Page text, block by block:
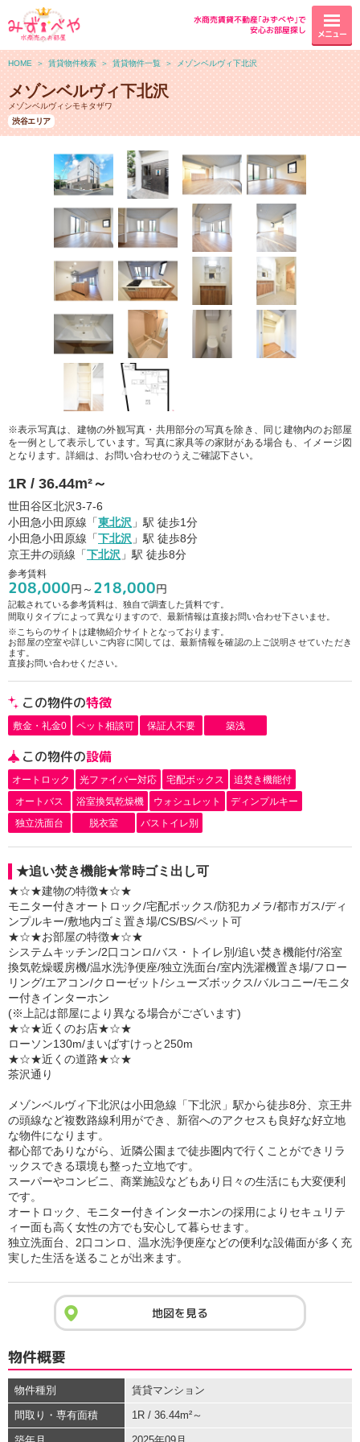
水商売賃貸不動産｢みずべや｣で
安心お部屋探し
メニュー
HOME ＞ 賃貸物件検索 ＞ 賃貸物件一覧 ＞ メゾンベルヴィ下北沢
メゾンベルヴィ下北沢
メゾンベルヴィシモキタザワ
渋谷エリア
※表示写真は、建物の外観写真・共用部分の写真を除き、同じ建物内のお部屋
を一例として表示しています。写真に家具等の家財がある場合も、イメージ図
となります。詳細は、お問い合わせのうえご確認下さい。
1R / 36.44m²～
世田谷区北沢3-7-6
小田急小田原線「東北沢 」駅 徒歩1分
小田急小田原線「下北沢 」駅 徒歩8分
京王井の頭線「下北沢 」駅 徒歩8分
参考賃料
208,000円～ 218,000円
記載されている参考賃料は、独自で調査した賃料です。
間取りタイプによって異なりますので、最新情報は直接お問い合わせ下さいませ。
※こちらのサイトは建物紹介サイトとなっております。
お部屋の空室や詳しいご内容に関しては、最新情報を確認の上ご説明させていただき
ます。
直接お問い合わせください。
この物件の特徴
敷金・礼金0 ペット相談可 保証人不要 築浅
この物件の設備
オートロック 光ファイバー対応 宅配ボックス
追焚き機能付
オートバス
浴室換気乾燥機 ウォシュレット
ディンプルキー
独立洗面台
脱衣室 バストイレ別
★追い焚き機能★常時ゴミ出し可
★☆★建物の特徴★☆★
モニター付きオートロック/宅配ボックス/防犯カメラ/都市ガス/ディ
ンプルキー/敷地内ゴミ置き場/CS/BS/ペット可
★☆★お部屋の特徴★☆★
システムキッチン/2口コンロ/バス・トイレ別/追い焚き機能付/浴室
換気乾燥暖房機/温水洗浄便座/独立洗面台/室内洗濯機置き場/フロー
リング/エアコン/クローゼット/シューズボックス/バルコニー/モニタ
ー付きインターホン
(※上記は部屋により異なる場合がございます)
★☆★近くのお店★☆★
ローソン130m/まいばすけっと250m
★☆★近くの道路★☆★
茶沢通り
メゾンベルヴィ下北沢は小田急線「下北沢」駅から徒歩8分、京王井
の頭線など複数路線利用ができ、新宿へのアクセスも良好な好立地
な物件になります。
都心部でありながら、近隣公園まで徒歩圏内で行くことができリラ
ックスできる環境も整った立地です。
スーパーやコンビニ、商業施設などもあり日々の生活にも大変便利
です。
オートロック、モニター付きインターホンの採用によりセキュリテ
ィー面も高く女性の方でも安心して暮らせます。
独立洗面台、2口コンロ、温水洗浄便座などの便利な設備面が多く充
実した生活を送ることが出来ます。
地図を見る
物件概要
物件種別 賃貸マンション
間取り・専有面積 1R / 36.44m²～